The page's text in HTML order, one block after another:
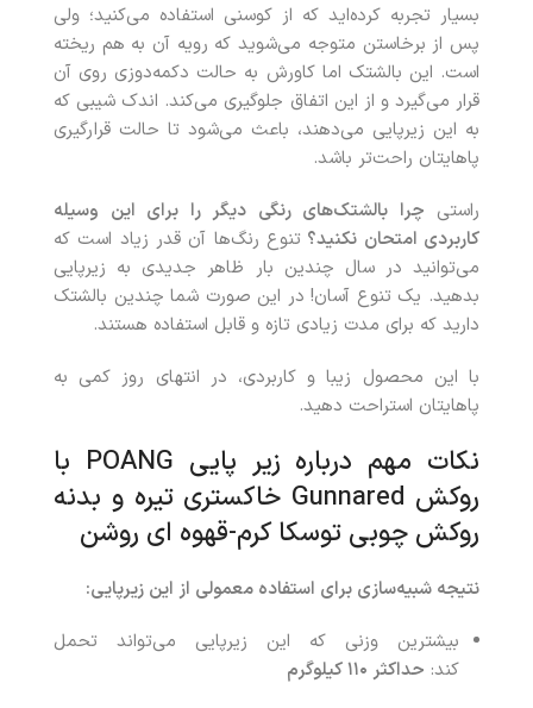
بسیار تجربه کرده‌اید که از کوسنی استفاده می‌کنید؛ ولی
پس از برخاستن متوجه می‌شوید که رویه آن به‌ هم‌ ریخته
است. این بالشتک اما کاورش به حالت دکمه‌دوزی روی آن
قرار می‌گیرد و از این اتفاق جلوگیری می‌کند. اندک شیبی که
به این زیرپایی می‌دهند، باعث می‌شود تا حالت قرارگیری
پاهایتان راحت‌تر باشد.
راستی چرا بالشتک‌های رنگی دیگر را برای این وسیله
کاربردی امتحان نکنید؟ تنوع رنگ‌ها آن قدر زیاد است که
می‌توانید در سال چندین بار ظاهر جدیدی به زیرپایی
بدهید. یک تنوع آسان! در این صورت شما چندین بالشتک
دارید که برای مدت زیادی تازه و قابل‌ استفاده هستند.
با این محصول زیبا و کاربردی، در انتهای روز کمی به
پاهایتان استراحت دهید.
نکات مهم درباره زیر پایی POANG با
روکش Gunnared خاکستری تیره و بدنه
روکش چوبی توسکا کرم-قهوه ای روشن
نتیجه شبیه‌سازی برای استفاده معمولی از این زیرپایی:
بیشترین وزنی که این زیرپایی می‌تواند تحمل
کند: حداکثر ۱۱۰ کیلوگرم